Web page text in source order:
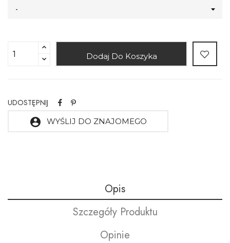
-
Dodaj Do Koszyka
UDOSTĘPNIJ
account_circle WYŚLIJ DO ZNAJOMEGO
Opis
Szczegóły Produktu
Opinie